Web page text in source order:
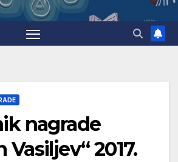
nagrade
Vasiljev“ 2017.